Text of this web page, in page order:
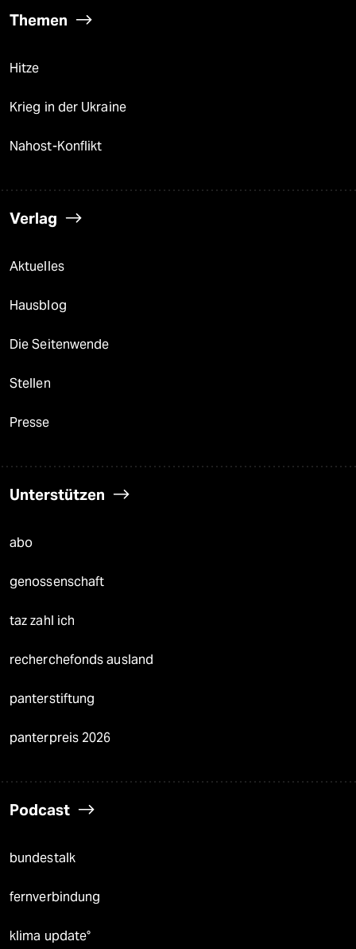
Themen
Hitze
Krieg in der Ukraine
Nahost-Konflikt
Verlag
Aktuelles
Hausblog
Die Seitenwende
Stellen
Presse
Unterstützen
abo
genossenschaft
taz zahl ich
recherchefonds ausland
panterstiftung
panterpreis 2026
Podcast
bundestalk
fernverbindung
klima update°